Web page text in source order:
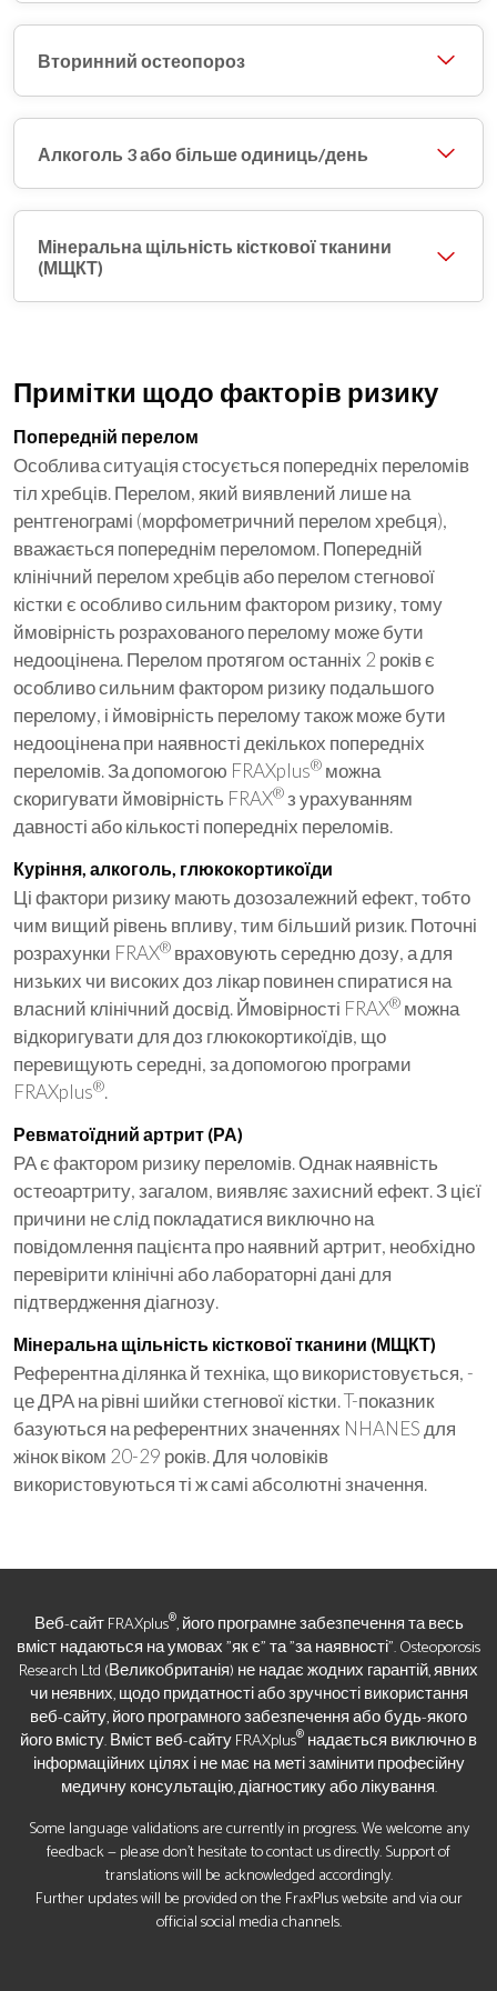
Вторинний остеопороз
Алкоголь 3 або більше одиниць/день
Мінеральна щільність кісткової тканини
(МЩКТ)
Примітки щодо факторів ризику
Попередній перелом
Особлива ситуація стосується попередніх переломів
тіл хребців. Перелом, який виявлений лише на
рентгенограмі (морфометричний перелом хребця),
вважається попереднім переломом. Попередній
клінічний перелом хребців або перелом стегнової
кістки є особливо сильним фактором ризику, тому
ймовірність розрахованого перелому може бути
недооцінена. Перелом протягом останніх 2 років є
особливо сильним фактором ризику подальшого
перелому, і ймовірність перелому також може бути
недооцінена при наявності декількох попередніх
переломів. За допомогою FRAXplus® можна
скоригувати ймовірність FRAX®з урахуванням
давності або кількості попередніх переломів.
Куріння, алкоголь, глюкокортикоїди
Ці фактори ризику мають дозозалежний ефект, тобто
чим вищий рівень впливу, тим більший ризик. Поточні
розрахунки FRAX® враховують середню дозу, а для
низьких чи високих доз лікар повинен спиратися на
власний клінічний досвід. Ймовірності FRAX® можна
відкоригувати для доз глюкокортикоїдів, що
перевищують середні, за допомогою програми
FRAXplus®.
Ревматоїдний артрит (РА)
РА є фактором ризику переломів. Однак наявність
остеоартриту, загалом, виявляє захисний ефект. З цієї
причини не слід покладатися виключно на
повідомлення пацієнта про наявний артрит, необхідно
перевірити клінічні або лабораторні дані для
підтвердження діагнозу.
Мінеральна щільність кісткової тканини (МЩКТ)
Референтна ділянка й техніка, що використовується, -
це ДРА на рівні шийки стегнової кістки. T-показник
базуються на референтних значеннях NHANES для
жінок віком 20-29 років. Для чоловіків
використовуються ті ж самі абсолютні значення.
Веб-сайт FRAXplus®, його програмне забезпечення та весь
вміст надаються на умовах "як є" та "за наявності". Osteoporosis
Research Ltd (Великобританія) не надає жодних гарантій, явних
чи неявних, щодо придатності або зручності використання
веб-сайту, його програмного забезпечення або будь-якого
його вмісту. Вміст веб-сайту FRAXplus® надається виключно в
інформаційних цілях і не має на меті замінити професійну
медичну консультацію, діагностику або лікування.
Some language validations are currently in progress. We welcome any
feedback — please don’t hesitate to contact us directly. Support of
translations will be acknowledged accordingly.
Further updates will be provided on the FraxPlus website and via our
official social media channels.